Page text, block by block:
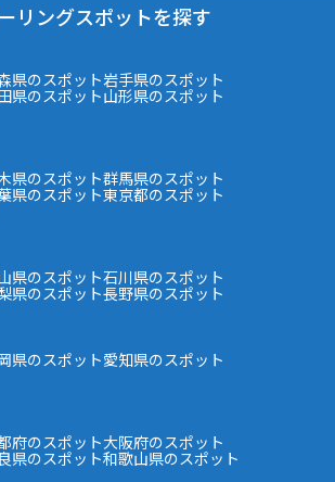
リングスポットを探す
県のスポット岩手県のスポット
県のスポット山形県のスポット
県のスポット群馬県のスポット
県のスポット東京都のスポット
県のスポット石川県のスポット
県のスポット長野県のスポット
県のスポット愛知県のスポット
府のスポット大阪府のスポット
県のスポット和歌山県のスポット